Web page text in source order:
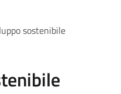
sostenibile